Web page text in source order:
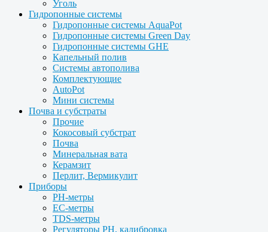
Уголь
Гидропонные системы
Гидропонные системы AquaPot
Гидропонные системы Green Day
Гидропонные системы GHE
Капельный полив
Системы автополива
Комплектующие
AutoPot
Мини системы
Почва и субстраты
Прочие
Кокосовый субстрат
Почва
Минеральная вата
Керамзит
Перлит, Вермикулит
Приборы
PH-метры
EC-метры
TDS-метры
Регуляторы PH, калибровка